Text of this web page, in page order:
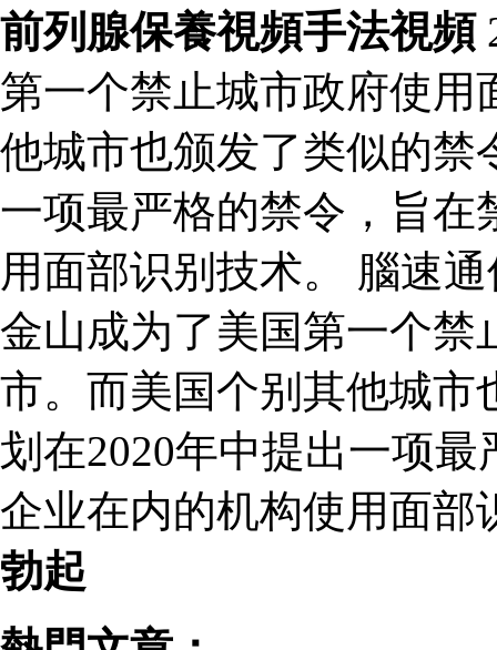
前列腺保養視頻手法視頻
第一个禁止城市政府使用
他城市也颁发了类似的禁
一项最严格的禁令，旨在
用面部识别技术。 腦速
金山成为了美国第一个禁
市。而美国个别其他城市
划在2020年中提出一项
企业在内的机构使用面
勃起